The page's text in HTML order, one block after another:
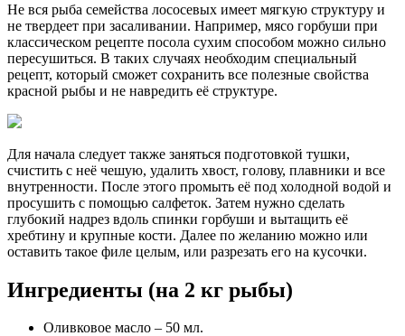
Не вся рыба семейства лососевых имеет мягкую структуру и
не твердеет при засаливании. Например, мясо горбуши при
классическом рецепте посола сухим способом можно сильно
пересушиться. В таких случаях необходим специальный
рецепт, который сможет сохранить все полезные свойства
красной рыбы и не навредить её структуре.
Для начала следует также заняться подготовкой тушки,
счистить с неё чешую, удалить хвост, голову, плавники и все
внутренности. После этого промыть её под холодной водой и
просушить с помощью салфеток. Затем нужно сделать
глубокий надрез вдоль спинки горбуши и вытащить её
хребтину и крупные кости. Далее по желанию можно или
оставить такое филе целым, или разрезать его на кусочки.
Ингредиенты (на 2 кг рыбы)
Оливковое масло – 50 мл.